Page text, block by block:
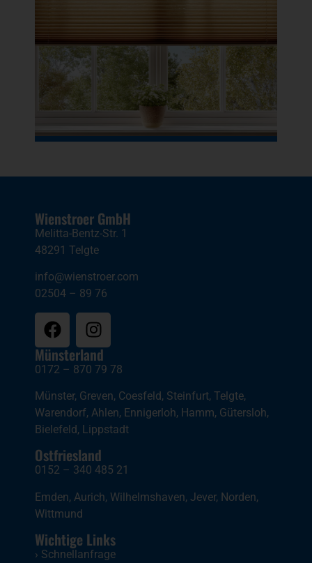
Wienstroer GmbH
Melitta-Bentz-Str. 1
48291 Telgte
info@wienstroer.com
02504 – 89 76
Münsterland
0172 – 870 79 78
Münster, Greven, Coesfeld, Steinfurt, Telgte,
Warendorf, Ahlen, Ennigerloh, Hamm, Gütersloh,
Bielefeld, Lippstadt
Ostfriesland
0152 – 340 485 21
Emden, Aurich, Wilhelmshaven, Jever, Norden,
Wittmund
Wichtige Links
› Schnellanfrage